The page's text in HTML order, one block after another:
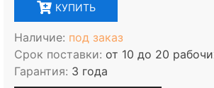
КУПИТЬ
Наличие: под заказ
Срок поставки: от 10 до 20
Гарантия: 3 года